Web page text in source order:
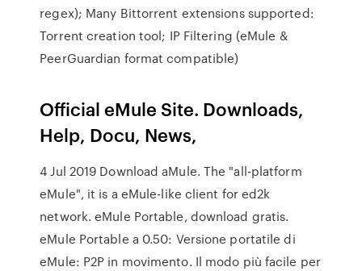
regex); Many Bittorrent extensions supported:
Torrent creation tool; IP Filtering (eMule &
PeerGuardian format compatible)
Official eMule Site. Downloads,
Help, Docu, News,
4 Jul 2019 Download aMule. The "all-platform
eMule", it is a eMule-like client for ed2k
network. eMule Portable, download gratis.
eMule Portable a 0.50: Versione portatile di
eMule: P2P in movimento. Il modo più facile per